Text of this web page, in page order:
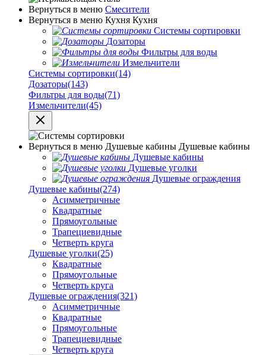
Вернуться в меню Смесители
Вернуться в меню Кухня Кухня
Системы сортировки
Дозаторы
Фильтры для воды
Измельчители
Системы сортировки(14)
Дозаторы(143)
Фильтры для воды(71)
Измельчители(45)
Вернуться в меню Душевые кабины Душевые кабины
Душевые кабины
Душевые уголки
Душевые ограждения
Душевые кабины(274)
Асимметричные
Квадратные
Прямоугольные
Трапециевидные
Четверть круга
Душевые уголки(25)
Квадратные
Прямоугольные
Четверть круга
Душевые ограждения(321)
Асимметричные
Квадратные
Прямоугольные
Трапециевидные
Четверть круга